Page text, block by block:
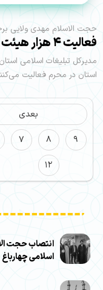
حجت الاسلام مهدی ولایی
فعالیت ۴ هزار هیئت مذهبی مردمی
استان در محرم فعالیت
بعدی
7 8
9
12
انتصاب حجت
اسلامی چهارباغ